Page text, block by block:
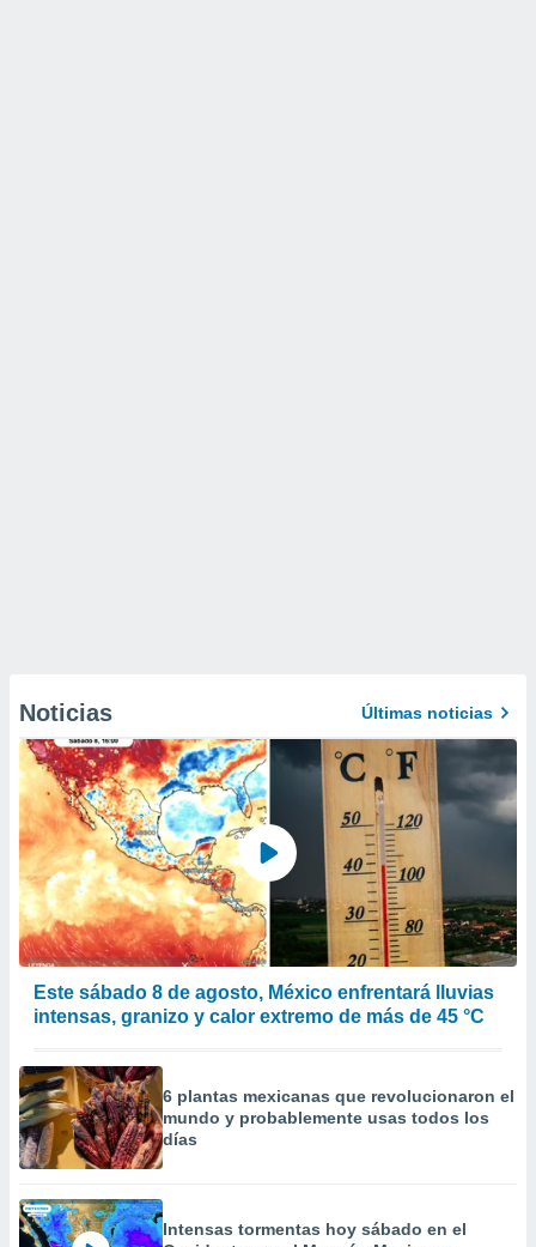
Noticias Últimas noticias
Este sábado 8 de agosto, México enfrentará lluvias
intensas, granizo y calor extremo de más de 45 °C
6 plantas mexicanas que revolucionaron el
mundo y probablemente usas todos los
días
Intensas tormentas hoy sábado en el